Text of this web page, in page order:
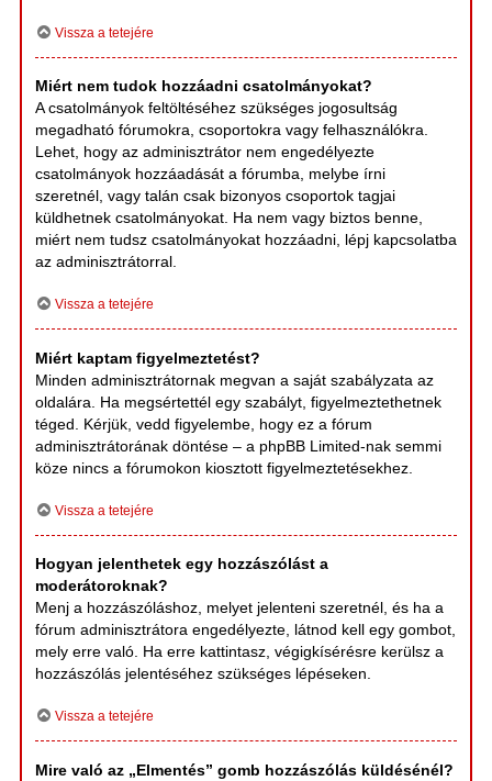
Vissza a tetejére
Miért nem tudok hozzáadni csatolmányokat?
A csatolmányok feltöltéséhez szükséges jogosultság
megadható fórumokra, csoportokra vagy felhasználókra.
Lehet, hogy az adminisztrátor nem engedélyezte
csatolmányok hozzáadását a fórumba, melybe írni
szeretnél, vagy talán csak bizonyos csoportok tagjai
küldhetnek csatolmányokat. Ha nem vagy biztos benne,
miért nem tudsz csatolmányokat hozzáadni, lépj kapcsolatba
az adminisztrátorral.
Vissza a tetejére
Miért kaptam figyelmeztetést?
Minden adminisztrátornak megvan a saját szabályzata az
oldalára. Ha megsértettél egy szabályt, figyelmeztethetnek
téged. Kérjük, vedd figyelembe, hogy ez a fórum
adminisztrátorának döntése – a phpBB Limited-nak semmi
köze nincs a fórumokon kiosztott figyelmeztetésekhez.
Vissza a tetejére
Hogyan jelenthetek egy hozzászólást a
moderátoroknak?
Menj a hozzászóláshoz, melyet jelenteni szeretnél, és ha a
fórum adminisztrátora engedélyezte, látnod kell egy gombot,
mely erre való. Ha erre kattintasz, végigkísérésre kerülsz a
hozzászólás jelentéséhez szükséges lépéseken.
Vissza a tetejére
Mire való az „Elmentés” gomb hozzászólás küldésénél?